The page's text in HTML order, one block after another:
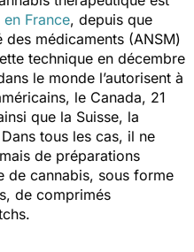
France, depuis que
des médicaments (ANSM)
technique en décembre
le monde l’autorisent à
le Canada, 21
que la Suisse, la
tous les cas, il ne
de préparations
de cannabis, sous forme
de comprimés